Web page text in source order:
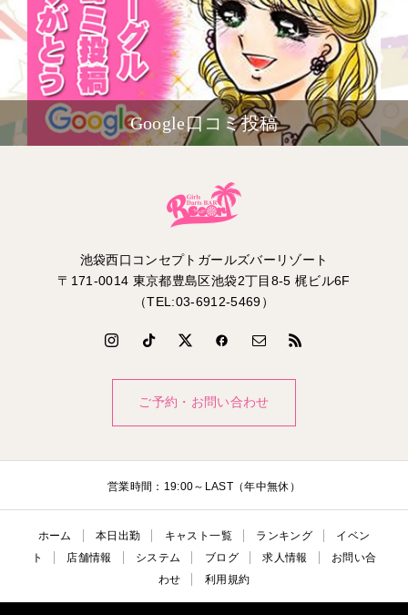
Google口コミ投稿
池袋西口コンセプトガールズバーリゾート
〒171-0014 東京都豊島区池袋2丁目8-5 梶ビル6F
（TEL:03-6912-5469）
ご予約・お問い合わせ
営業時間：19:00～LAST（年中無休）
ホーム 本日出勤 キャスト一覧 ランキング
イベン
ト
店舗情報 システム ブログ 求人情報
お問い合
わせ
利用規約